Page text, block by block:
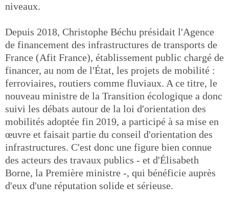
niveaux.
Depuis 2018, Christophe Béchu présidait l'Agence
de financement des infrastructures de transports de
France (Afit France), établissement public chargé de
financer, au nom de l'État, les projets de mobilité :
ferroviaires, routiers comme fluviaux. A ce titre, le
nouveau ministre de la Transition écologique a donc
suivi les débats autour de la loi d'orientation des
mobilités adoptée fin 2019, a participé à sa mise en
œuvre et faisait partie du conseil d'orientation des
infrastructures. C'est donc une figure bien connue
des acteurs des travaux publics - et d'Élisabeth
Borne, la Première ministre -, qui bénéficie auprès
d'eux d'une réputation solide et sérieuse.